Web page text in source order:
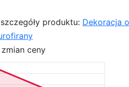
produktu: Dekoracja
ceny